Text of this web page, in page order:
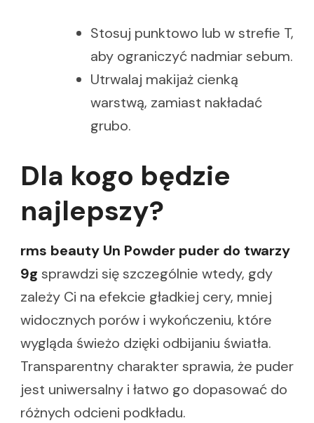
Stosuj punktowo lub w strefie T,
aby ograniczyć nadmiar sebum.
Utrwalaj makijaż cienką
warstwą, zamiast nakładać
grubo.
Dla kogo będzie
najlepszy?
rms beauty Un Powder puder do twarzy
9g sprawdzi się szczególnie wtedy, gdy
zależy Ci na efekcie gładkiej cery, mniej
widocznych porów i wykończeniu, które
wygląda świeżo dzięki odbijaniu światła.
Transparentny charakter sprawia, że puder
jest uniwersalny i łatwo go dopasować do
różnych odcieni podkładu.